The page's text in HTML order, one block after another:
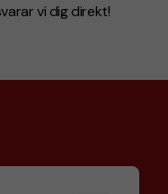
vi dig direkt!